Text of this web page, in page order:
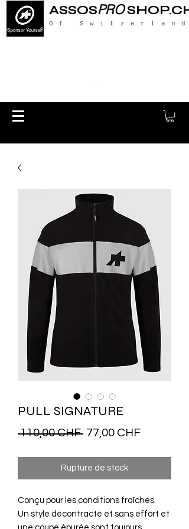
ASSOSPROSHOP.CH
Of Switzerland
PULL SIGNATURE
110,00 CHF Prix
77,00 CHFPrix
Rupture de stock
Conçu pour les conditions fraîches.
Un style décontracté et sans effort et